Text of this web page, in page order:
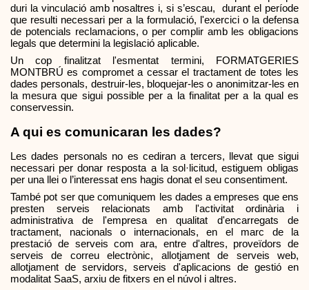
duri la vinculació amb nosaltres i, si s’escau,  durant el període
que resulti necessari per a la formulació, l'exercici o la defensa
de potencials reclamacions, o per complir amb les obligacions
legals que determini la legislació aplicable.
Un cop finalitzat l'esmentat termini, FORMATGERIES
MONTBRÚ es compromet a cessar el tractament de totes les
dades personals, destruir-les, bloquejar-les o anonimitzar-les en
la mesura que sigui possible per a la finalitat per a la qual es
conservessin.
A qui es comunicaran les dades?
Les dades personals no es cediran a tercers, llevat que sigui
necessari per donar resposta a la sol·licitud, estiguem obligas
per una llei o l’interessat ens hagis donat el seu consentiment.
També pot ser que comuniquem les dades a empreses que ens
presten serveis relacionats amb l'activitat ordinària i
administrativa de l'empresa en qualitat d'encarregats de
tractament, nacionals o internacionals, en el marc de la
prestació de serveis com ara, entre d'altres, proveïdors de
serveis de correu electrònic, allotjament de serveis web,
allotjament de servidors, serveis d'aplicacions de gestió en
modalitat SaaS, arxiu de fitxers en el núvol i altres.